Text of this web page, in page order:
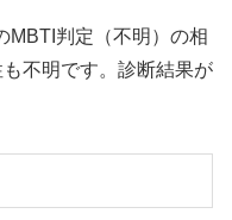
MBTI判定（不明）の相
不明です。診断結果が